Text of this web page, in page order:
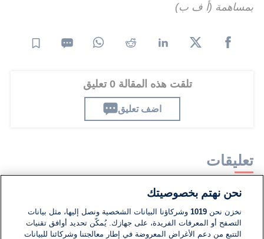
بمساهمة (أ ف ب)
تلقت هذه المقالة 0 تعليق
اضف تعليق
تعليقات
لا توجد تعليقات مكتوبة حتى الآن. كن الأول!
اكتب تعليقًا جديدًا ...
نحن نهتم بخصوصيتك
نخزن نحن1019 وشركاؤنا البيانات الشخصية ونصل إليها، مثل بيانات
التصفح أو المعرفات الفريدة، على جهازك. يُمكّن تحديد أوافق تقنيات
التتبع من دعم الأغراض المعروضة في إطار معالجتنا وشركائنا للبيانات